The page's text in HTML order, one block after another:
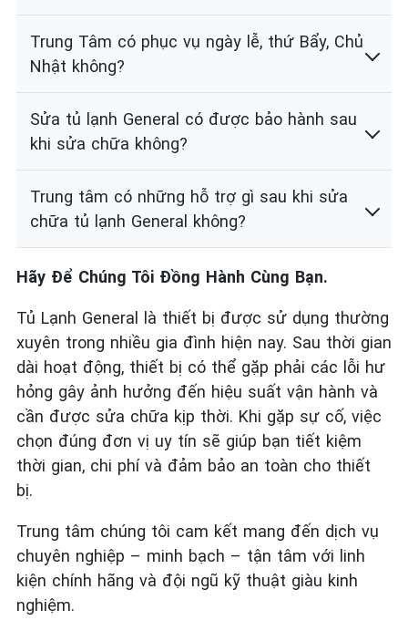
Trung Tâm có phục vụ ngày lễ, thứ Bẩy, Chủ
Nhật không?
Sửa tủ lạnh General có được bảo hành sau
khi sửa chữa không?
Trung tâm có những hỗ trợ gì sau khi sửa
chữa tủ lạnh General không?
Hãy Để Chúng Tôi Đồng Hành Cùng Bạn.
Tủ Lạnh General là thiết bị được sử dụng thường
xuyên trong nhiều gia đình hiện nay. Sau thời gian
dài hoạt động, thiết bị có thể gặp phải các lỗi hư
hỏng gây ảnh hưởng đến hiệu suất vận hành và
cần được sửa chữa kịp thời. Khi gặp sự cố, việc
chọn đúng đơn vị uy tín sẽ giúp bạn tiết kiệm
thời gian, chi phí và đảm bảo an toàn cho thiết
bị.
Trung tâm chúng tôi cam kết mang đến dịch vụ
chuyên nghiệp – minh bạch – tận tâm với linh
kiện chính hãng và đội ngũ kỹ thuật giàu kinh
nghiệm.